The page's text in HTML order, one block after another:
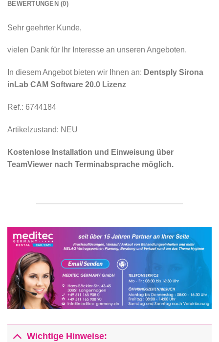
BEWERTUNGEN (0)
Sehr geehrter Kunde,
vielen Dank für Ihr Interesse an unseren Angeboten.
In diesem Angebot bieten wir Ihnen an: Dentsply Sirona
inLab CAM Software 20.0 Lizenz
Ref.: 6744184
Artikelzustand: NEU
Kostenlose Installation und Einweisung über
TeamViewer nach Terminabsprache möglich.
Wichtige Hinweise: